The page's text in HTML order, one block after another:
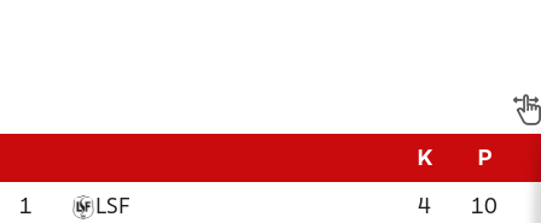
K P
1 LSF 4 10